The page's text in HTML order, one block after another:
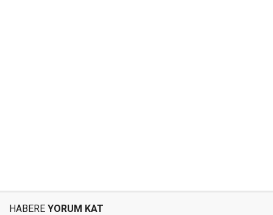
HABERE YORUM KAT